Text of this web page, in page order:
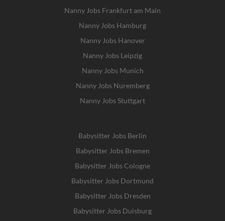
Nanny Jobs Frankfurt am Main
Nanny Jobs Hamburg
Nanny Jobs Hanover
Nanny Jobs Leipzig
Nanny Jobs Munich
Nanny Jobs Nuremberg
Nanny Jobs Stuttgart
Babysitter Jobs Berlin
Babysitter Jobs Bremen
Babysitter Jobs Cologne
Babysitter Jobs Dortmund
Babysitter Jobs Dresden
Babysitter Jobs Duisburg